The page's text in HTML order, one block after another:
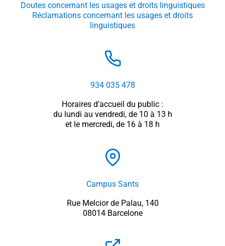
Doutes concernant les usages et droits linguistiques
Réclamations concernant les usages et droits
linguistiques
934 035 478
Horaires d’accueil du public :
du lundi au vendredi, de 10 à 13 h
et le mercredi, de 16 à 18 h
Campus Sants
Rue Melcior de Palau, 140
08014 Barcelone